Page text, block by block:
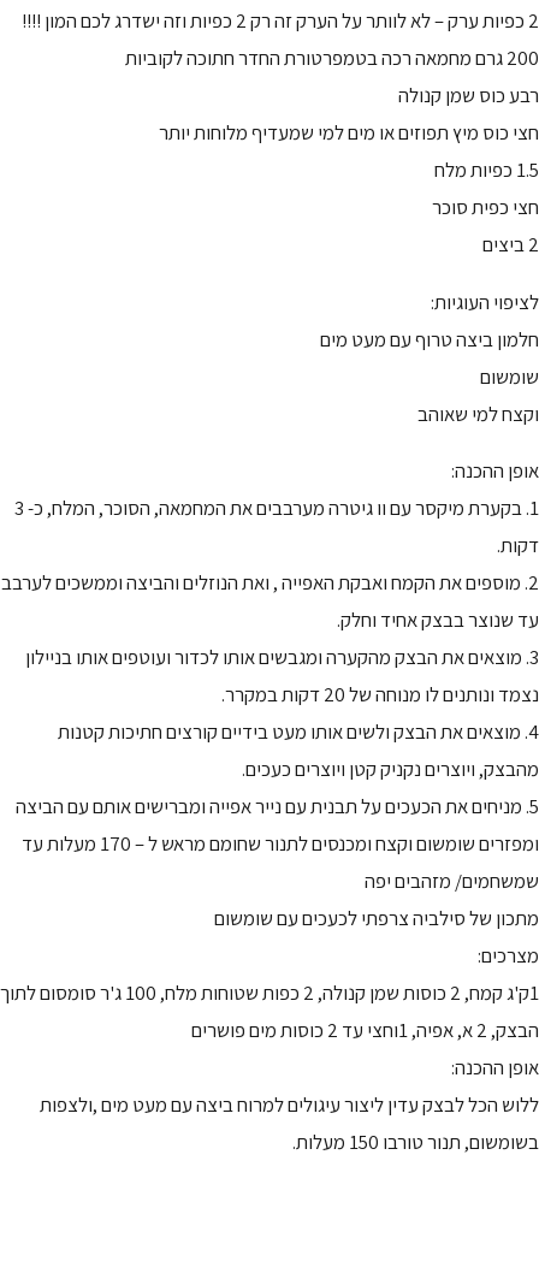
2 כפיות ערק – לא לוותר על הערק זה רק 2 כפיות וזה ישדרג לכם המון !!!!
200 גרם מחמאה רכה בטמפרטורת החדר חתוכה לקוביות
רבע כוס שמן קנולה
חצי כוס מיץ תפוזים או מים למי שמעדיף מלוחות יותר
1.5 כפיות מלח
חצי כפית סוכר
2 ביצים
לציפוי העוגיות:
חלמון ביצה טרוף עם מעט מים
שומשום
וקצח למי שאוהב
אופן ההכנה:
1. בקערת מיקסר עם וו גיטרה מערבבים את המחמאה, הסוכר, המלח, כ- 3
דקות.
2. מוספים את הקמח ואבקת האפייה , ואת הנוזלים והביצה וממשכים לערבב
עד שנוצר בבצק אחיד וחלק.
3. מוצאים את הבצק מהקערה ומגבשים אותו לכדור ועוטפים אותו בניילון
נצמד ונותנים לו מנוחה של 20 דקות במקרר.
4. מוצאים את הבצק ולשים אותו מעט בידיים קורצים חתיכות קטנות
מהבצק, ויוצרים נקניק קטן ויוצרים כעכים.
5. מניחים את הכעכים על תבנית עם נייר אפייה ומברישים אותם עם הביצה
ומפזרים שומשום וקצח ומכנסים לתנור שחומם מראש ל – 170 מעלות עד
שמשחמים/ מזהבים יפה
מתכון של סילביה צרפתי לכעכים עם שומשום
מצרכים:
1ק'ג קמח, 2 כוסות שמן קנולה, 2 כפות שטוחות מלח, 100 ג'ר סומסום לתוך
הבצק, 2 א, אפיה, 1וחצי עד 2 כוסות מים פושרים
אופן ההכנה:
ללוש הכל לבצק עדין ליצור עיגולים למרוח ביצה עם מעט מים ,ולצפות
בשומשום, תנור טורבו 150 מעלות.